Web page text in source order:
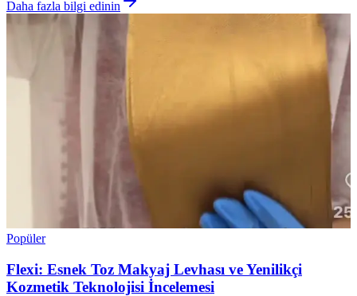
Daha fazla bilgi edinin
Popüler
Flexi: Esnek Toz Makyaj Levhası ve Yenilikçi
Kozmetik Teknolojisi İncelemesi